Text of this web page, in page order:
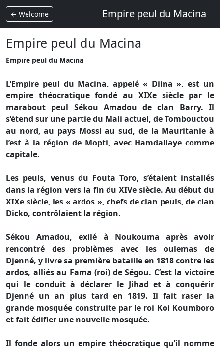
← Welcome Empire peul du Macina
Empire peul du Macina
Empire peul du Macina
L’Empire peul du Macina, appelé « Diina », est un
empire théocratique fondé au XIXe siècle par le
marabout peul Sékou Amadou de clan Barry. Il
s’étend sur une partie du Mali actuel, de Tombouctou
au nord, au pays Mossi au sud, de la Mauritanie à
l’est à la région de Mopti, avec Hamdallaye comme
capitale.
Les peuls, venus du Fouta Toro, s’étaient installés
dans la région vers la fin du XIVe siècle. Au début du
XIXe siècle, les « ardos », chefs de clan peuls, de clan
Dicko, contrôlaient la région.
Sékou Amadou, exilé à Noukouma après avoir
rencontré des problèmes avec les oulemas de
Djenné, y livre sa première bataille en 1818 contre les
ardos, alliés au Fama (roi) de Ségou. C’est la victoire
qui le conduit à déclarer le Jihad et à conquérir
Djenné un an plus tard en 1819. Il fait raser la
grande mosquée construite par le roi Koi Koumboro
et fait édifier une nouvelle mosquée.
Il fonde alors un empire théocratique qu’il nomme